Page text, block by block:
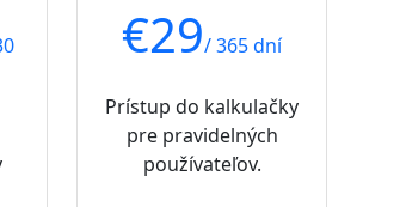
€29/ 365 dní
Prístup do kalkulačky
pre pravidelných
používateľov.